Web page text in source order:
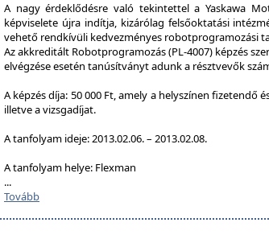
A nagy érdeklődésre való tekintettel a Yaskawa
képviselete újra indítja, kizárólag felsőoktatási
vehető rendkívüli kedvezményes robotprogramozási
Az akkreditált Robotprogramozás (PL-4007) képzés
elvégzése esetén tanúsítványt adunk a résztvevők
A képzés díja: 50 000 Ft, amely a helyszínen
illetve a vizsgadíjat.
A tanfolyam ideje: 2013.02.06. – 2013.02.08.
A tanfolyam helye: Flexman
...
Tovább